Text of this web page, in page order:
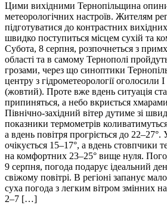
Цими вихідними Тернопільщина
метеорологічних настроїв. Жителям
підготуватися до контрастних
швидко поступиться місцем сухій та
Субота, 8 серпня, розпочнеться з
області та в самому Тернополі
грозами, через що синоптики
центру з гідрометеорології оголосили
(жовтий). Проте вже вдень ситуація
припиняться, а небо вкриється
Північно-західний вітер дутиме зі
показники термометрів
а вдень повітря прогріється до 22–27°.
очікується 15–17°, а вдень стовпчики
на комфортних 23–25° вище нуля.
9 серпня, погода подарує ідеальний
свіжому повітрі. В регіоні запанує
суха погода з легким вітром змінних
2–7 […]